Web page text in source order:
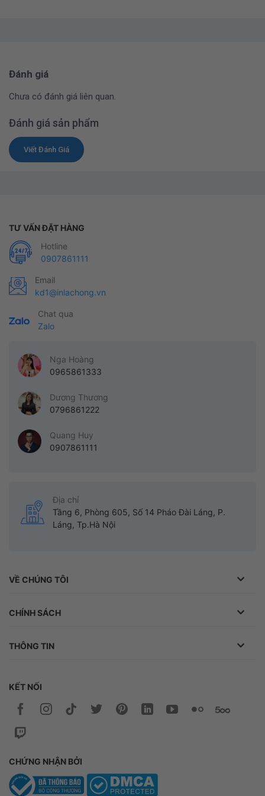
Đánh giá
Chưa có đánh giá liên quan.
Đánh giá sản phẩm
Viết Đánh Giá
TƯ VẤN ĐẶT HÀNG
Hotline
0907861111
Email
kd1@inlachong.vn
Chat qua
Zalo
Nga Hoàng
0965861333
Dương Thương
0796861222
Quang Huy
0907861111
Địa chỉ
Tầng 6, Phòng 605, Số 14 Pháo Đài Láng, P.
Láng, Tp.Hà Nội
VỀ CHÚNG TÔI
CHÍNH SÁCH
THÔNG TIN
KẾT NỐI
CHỨNG NHẬN BỞI